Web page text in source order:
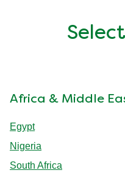
Africa & Middle
Egypt
Nigeria
South Africa